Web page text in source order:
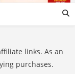
links. As an
purchases.